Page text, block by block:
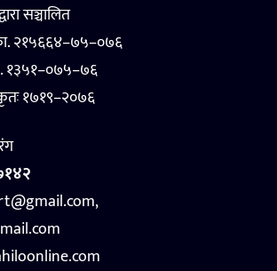
सञ्चालित
का. २१५६६४–७५–०७६
१३५१–०७५–७६
१७१९–२०७६